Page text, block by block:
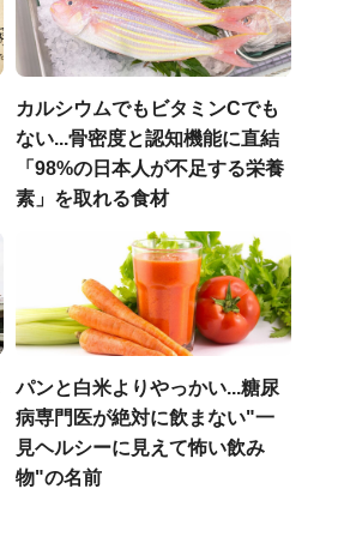
カルシウムでもビタミンCでも
ない...骨密度と認知機能に直結
「98%の日本人が不足する栄養
素」を取れる食材
パンと白米よりやっかい...糖尿
病専門医が絶対に飲まない"一
見ヘルシーに見えて怖い飲み
物"の名前